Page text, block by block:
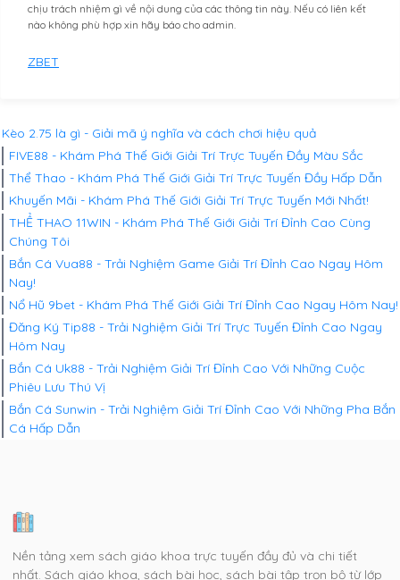
chịu trách nhiệm gì về nội dung của các thông tin này. Nếu có liên kết
nào không phù hợp xin hãy báo cho admin.
ZBET
Kèo 2.75 là gì - Giải mã ý nghĩa và cách chơi hiệu quả
FIVE88 - Khám Phá Thế Giới Giải Trí Trực Tuyến Đầy Màu Sắc
Thể Thao - Khám Phá Thế Giới Giải Trí Trực Tuyến Đầy Hấp Dẫn
Khuyến Mãi - Khám Phá Thế Giới Giải Trí Trực Tuyến Mới Nhất!
THỂ THAO 11WIN - Khám Phá Thế Giới Giải Trí Đỉnh Cao Cùng
Chúng Tôi
Bắn Cá Vua88 - Trải Nghiệm Game Giải Trí Đỉnh Cao Ngay Hôm
Nay!
Nổ Hũ 9bet - Khám Phá Thế Giới Giải Trí Đỉnh Cao Ngay Hôm Nay!
Đăng Ký Tip88 - Trải Nghiệm Giải Trí Trực Tuyến Đỉnh Cao Ngay
Hôm Nay
Bắn Cá Uk88 - Trải Nghiệm Giải Trí Đỉnh Cao Với Những Cuộc
Phiêu Lưu Thú Vị
Bắn Cá Sunwin - Trải Nghiệm Giải Trí Đỉnh Cao Với Những Pha Bắn
Cá Hấp Dẫn
Nền tảng xem sách giáo khoa trực tuyến đầy đủ và chi tiết
nhất. Sách giáo khoa, sách bài học, sách bài tập trọn bộ từ lớp